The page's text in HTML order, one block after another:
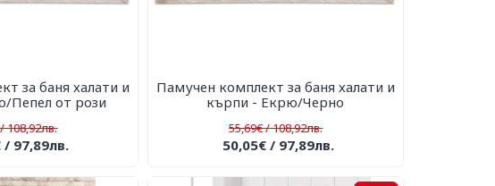
за баня халати и
Пепел от рози
108,92лв.
/ 97,89лв.
Памучен комплект за баня халати и
кърпи - Екрю/Черно
55,69€ / 108,92лв.
50,05€ / 97,89лв.